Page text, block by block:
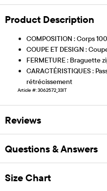
Product Description
COMPOSITION : Corps
COUPE ET DESIGN :
FERMETURE : Braguette
CARACTÉRISTIQUES :
rétrécissement
Article #: 3062572_33IT
Reviews
Questions & Answers
Size Chart